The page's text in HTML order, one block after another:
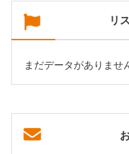
リ
まだデータがありませ